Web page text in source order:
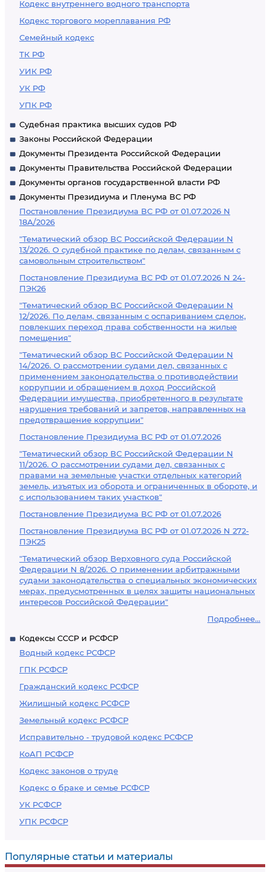
Кодекс внутреннего водного транспорта
Кодекс торгового мореплавания РФ
Семейный кодекс
ТК РФ
УИК РФ
УК РФ
УПК РФ
Судебная практика высших судов РФ
Законы Российской Федерации
Документы Президента Российской Федерации
Документы Правительства Российской Федерации
Документы органов государственной власти РФ
Документы Президиума и Пленума ВС РФ
Постановление Президиума ВС РФ от 01.07.2026 N
18А/2026
"Тематический обзор ВС Российской Федерации N
13/2026. О судебной практике по делам, связанным с
самовольным строительством"
Постановление Президиума ВС РФ от 01.07.2026 N 24-
ПЭК26
"Тематический обзор ВС Российской Федерации N
12/2026. По делам, связанным с оспариванием сделок,
повлекших переход права собственности на жилые
помещения"
"Тематический обзор ВС Российской Федерации N
14/2026. О рассмотрении судами дел, связанных с
применением законодательства о противодействии
коррупции и обращением в доход Российской
Федерации имущества, приобретенного в результате
нарушения требований и запретов, направленных на
предотвращение коррупции"
Постановление Президиума ВС РФ от 01.07.2026
"Тематический обзор ВС Российской Федерации N
11/2026. О рассмотрении судами дел, связанных с
правами на земельные участки отдельных категорий
земель, изъятых из оборота и ограниченных в обороте, и
с использованием таких участков"
Постановление Президиума ВС РФ от 01.07.2026
Постановление Президиума ВС РФ от 01.07.2026 N 272-
ПЭК25
"Тематический обзор Верховного суда Российской
Федерации N 8/2026. О применении арбитражными
судами законодательства о специальных экономических
мерах, предусмотренных в целях защиты национальных
интересов Российской Федерации"
Подробнее...
Кодексы СССР и РСФСР
Водный кодекс РСФСР
ГПК РСФСР
Гражданский кодекс РСФСР
Жилищный кодекс РСФСР
Земельный кодекс РСФСР
Исправительно - трудовой кодекс РСФСР
КоАП РСФСР
Кодекс законов о труде
Кодекс о браке и семье РСФСР
УК РСФСР
УПК РСФСР
Популярные статьи и материалы